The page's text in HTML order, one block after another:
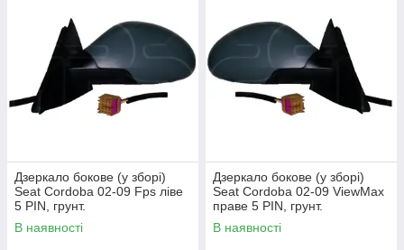
Дзеркало бокове (у зборі)
Seat Cordoba 02-09 Fps ліве
5 PIN, грунт.
В наявності
Дзеркало бокове (у зборі)
Seat Cordoba 02-09 ViewMax
праве 5 PIN, грунт.
В наявності